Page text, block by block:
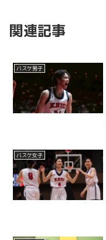
関連記事
バスケ男子
バスケ女子